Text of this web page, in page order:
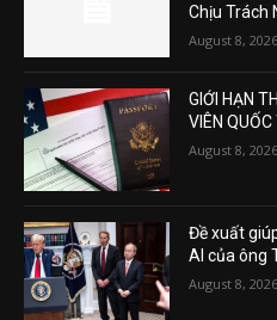
Chịu Trách
August 8, 2026
GIỚI HẠN
VIÊN QUỐC
August 8, 2026
Đề xuất
AI của ông
August 8, 2026